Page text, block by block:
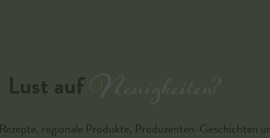
Lust aufNeuigkeiten?
regionale Produkte, Produzenten-Geschichten